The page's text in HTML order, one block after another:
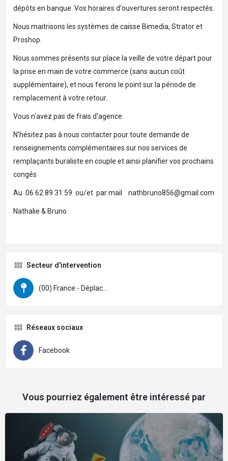
dépôts en banque. Vos horaires d'ouvertures seront respectés.
Nous maitrisons les systèmes de caisse Bimedia, Strator et
Proshop.
Nous sommes présents sur place la veille de votre départ pour
la prise en main de votre commerce (sans aucun coût
supplémentaire), et nous ferons le point sur la période de
remplacement à votre retour.
Vous n'avez pas de frais d'agence.
N'hésitez pas à nous contacter pour toute demande de
renseignements complémentaires sur nos services de
remplaçants buraliste en couple et ainsi planifier vos prochains
congés
Au 06 62 89 31 59 ou/et par mail nathbruno856@gmail.com
Nathalie & Bruno
Secteur d'intervention
Réseaux sociaux
Facebook
Vous pourriez également être intéressé par